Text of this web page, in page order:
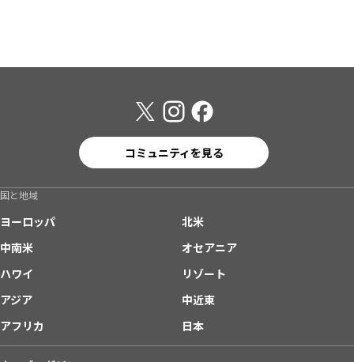
コミュニティを見る
国と地域
ヨーロッパ
北米
中南米
オセアニア
ハワイ
リゾート
アジア
中近東
アフリカ
日本